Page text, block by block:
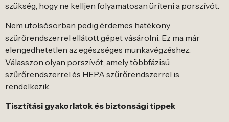
szükség, hogy ne kelljen folyamatosan üríteni a porszívót.
Nem utolsósorban pedig érdemes hatékony
szűrőrendszerrel ellátott gépet vásárolni. Ez ma már
elengedhetetlen az egészséges munkavégzéshez.
Válasszon olyan porszívót, amely többfázisú
szűrőrendszerrel és HEPA szűrőrendszerrel is
rendelkezik.
Tisztítási gyakorlatok és biztonsági tippek